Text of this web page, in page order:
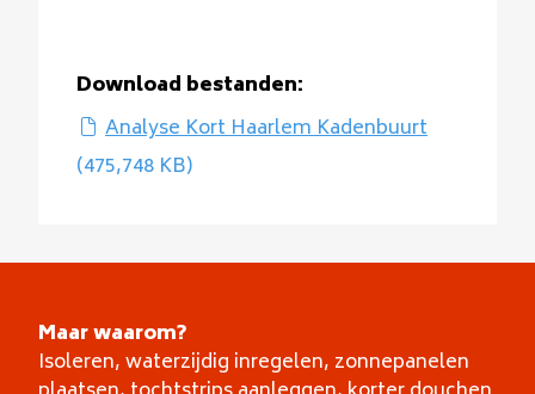
Download bestanden:
Analyse Kort Haarlem Kadenbuurt
(475,748 KB)
Maar waarom?
Isoleren, waterzijdig inregelen, zonnepanelen